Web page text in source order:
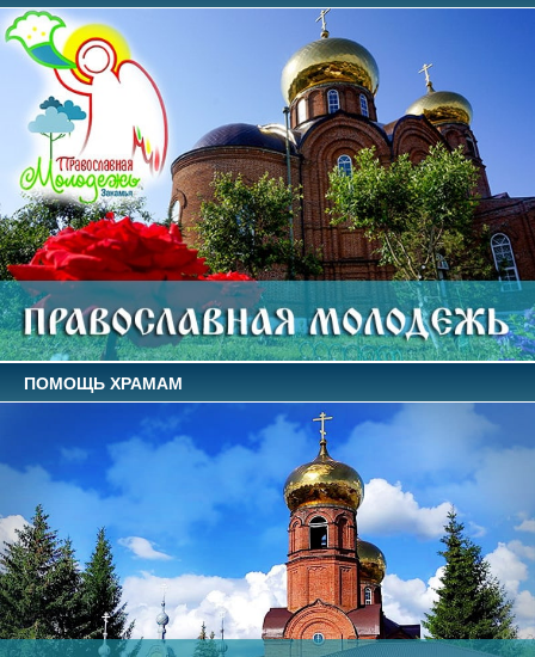
ПОМОЩЬ ХРАМАМ